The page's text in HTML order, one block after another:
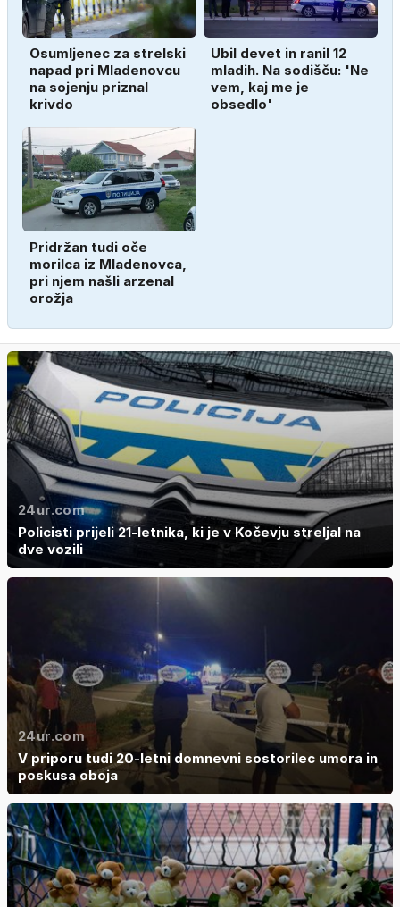
Osumljenec za strelski
napad pri Mladenovcu
na sojenju priznal
krivdo
Ubil devet in ranil 12
mladih. Na sodišču: 'Ne
vem, kaj me je
obsedlo'
Pridržan tudi oče
morilca iz Mladenovca,
pri njem našli arzenal
orožja
24ur.com
Policisti prijeli 21-letnika, ki je v Kočevju streljal na
dve vozili
24ur.com
V priporu tudi 20-letni domnevni sostorilec umora in
poskusa oboja